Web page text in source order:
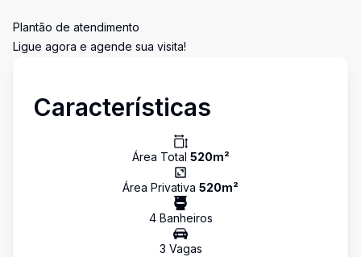
Plantão de atendimento
Ligue agora e agende sua visita!
Características
Área Total 520m²
Área Privativa 520m²
4Banheiros
3 Vagas